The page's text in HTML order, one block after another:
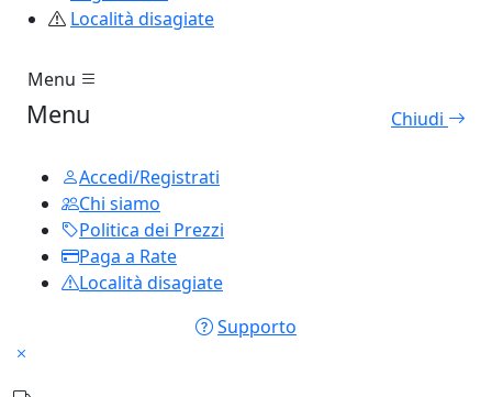
Località disagiate
Menu
Menu Chiudi
Accedi/Registrati
Chi siamo
Politica dei Prezzi
Paga a Rate
Località disagiate
Supporto